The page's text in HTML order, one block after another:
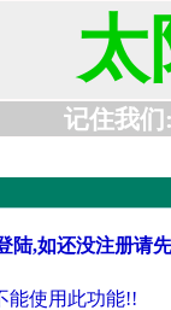
太
记住我们
陆,如还没注册请
能使用此功能!!